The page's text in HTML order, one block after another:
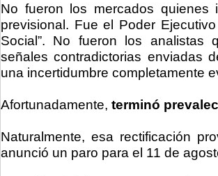
No fueron los mercados
previsional. Fue el Poder
Social”. No fueron los analistas
señales contradictorias enviadas
una incertidumbre completamente
Afortunadamente, terminó
Naturalmente, esa rectificación
anunció un paro para el 11 de